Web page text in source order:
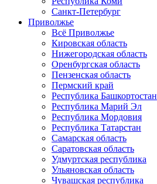
Санкт-Петербург
Приволжье
Всё Приволжье
Кировская область
Нижегородская область
Оренбургская область
Пензенская область
Пермский край
Республика Башкортостан
Республика Марий Эл
Республика Мордовия
Республика Татарстан
Самарская область
Саратовская область
Удмуртская республика
Ульяновская область
Чувашская республика